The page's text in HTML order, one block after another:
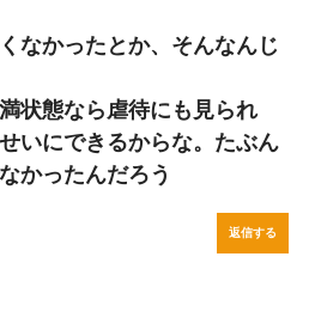
なかったとか、そんなんじ
状態なら虐待にも見られ
いにできるからな。たぶん
かったんだろう
返信する